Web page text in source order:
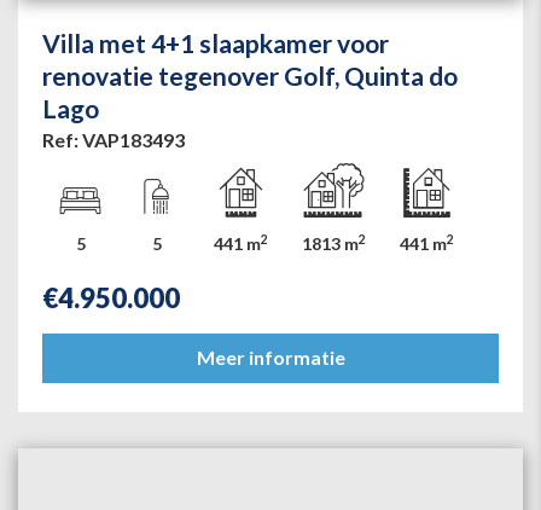
Villa met 4+1 slaapkamer voor
renovatie tegenover Golf, Quinta do
Lago
Ref: VAP183493
5 5 441 m2 1813 m2 441 m2
€4.950.000
Meer informatie